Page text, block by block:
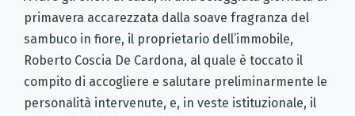
primavera accarezzata dalla soave fragranza del
sambuco in fiore, il proprietario dell’immobile,
Roberto Coscia De Cardona, al quale è toccato il
compito di accogliere e salutare preliminarmente le
personalità intervenute, e, in veste istituzionale, il